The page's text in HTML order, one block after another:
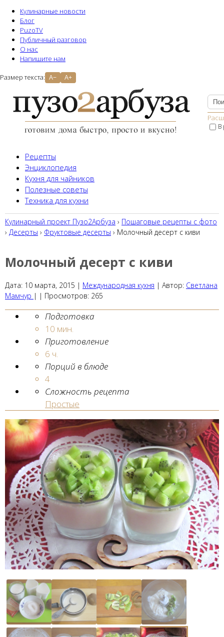
Кулинарные новости
Блог
PuzoTV
Публичный разговор
О нас
Напишите нам
Размер текста: A− A+
В
Рецепты
Энциклопедия
Кухня для чайников
Полезные советы
Техника для кухни
Кулинарный проект Пузо2Aрбуза › Пошаговые рецепты с фото
› Десерты › Фруктовые десерты › Молочный десерт с киви
Молочный десерт с киви
Дата: 10 марта, 2015 | Международная кухня | Автор: Светлана
Мамчур | | Просмотров: 265
Подготовка
10 мин.
Приготовление
6 ч.
Порций в блюде
4
Сложность рецепта
Простые